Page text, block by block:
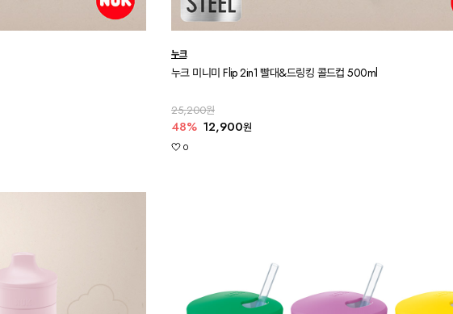
누크
누크 미니미 Flip 2in1 빨대&드링킹 콜드컵 500ml
25,200원
48% 12,900원
0